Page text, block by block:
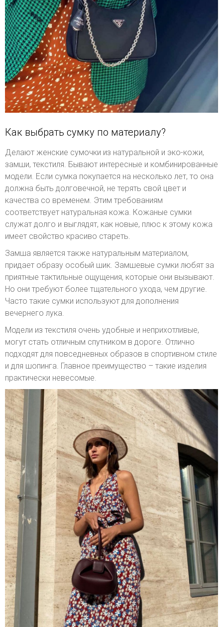
Как выбрать сумку по материалу?
Делают женские сумочки из натуральной и эко-кожи,
замши, текстиля. Бывают интересные и комбинированные
модели. Если сумка покупается на несколько лет, то она
должна быть долговечной, не терять свой цвет и
качества со временем. Этим требованиям
соответствует натуральная кожа. Кожаные сумки
служат долго и выглядят, как новые, плюс к этому кожа
имеет свойство красиво стареть.
Замша является также натуральным материалом,
придает образу особый шик. Замшевые сумки любят за
приятные тактильные ощущения, которые они вызывают.
Но они требуют более тщательного ухода, чем другие.
Часто такие сумки используют для дополнения
вечернего лука.
Модели из текстиля очень удобные и неприхотливые,
могут стать отличным спутником в дороге. Отлично
подходят для повседневных образов в спортивном стиле
и для шопинга. Главное преимущество – такие изделия
практически невесомые.